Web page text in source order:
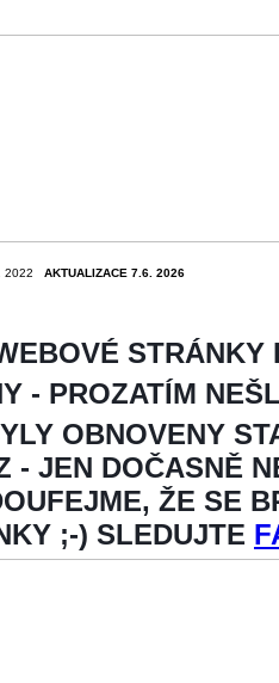
2022 AKTUALIZACE 7.6. 2026
STRÁNKY
- PROZATÍM
OBNOVENY
- JEN DOČASNĚ
ŽE SE
;-) SLEDUJTE